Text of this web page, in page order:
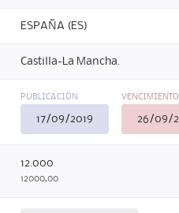
ESPAÑA (ES)
Castilla-La Mancha.
PUBLICACIÓN
17/09/2019
VENCIMIENTO
26/09/
12.000
12000,00